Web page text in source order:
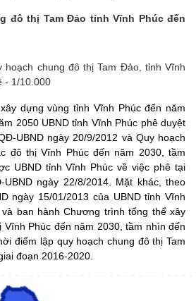
đô thị Tam Đảo tỉnh Vĩnh Phúc đến
chung đô thị Tam Đảo, tỉnh Vĩnh
- 1/10.000
dựng vùng tỉnh Vĩnh Phúc đến năm
2050 UBND tỉnh Vĩnh Phúc phê duyệt
UBND ngày 20/9/2012 và Quy hoạch
đô thị Vĩnh Phúc đến năm 2030, tầm
UBND tỉnh Vĩnh Phúc về việc phê tại
ngày 22/8/2014. Mặt khác, theo
ngày 15/01/2013 của UBND tỉnh Vĩnh
ban hành Chương trình tổng thể xây
Phúc đến năm 2030, tầm nhìn đến
điểm lập quy hoạch chung đô thị Tam
đoạn 2016-2020.